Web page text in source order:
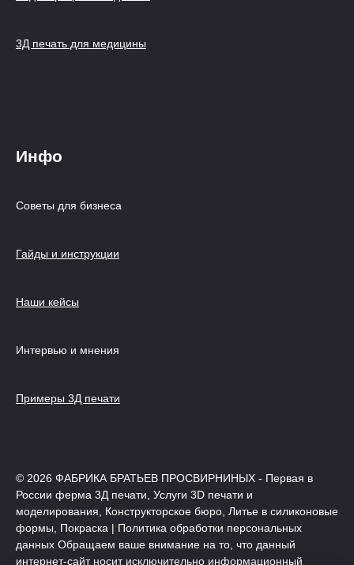
3Д печать для медицины
Инфо
Советы для бизнеса
Гайды и инструкции
Наши кейсы
Интервью и мнения
Примеры 3Д печати
© 2026 ФАБРИКА БРАТЬЕВ ПРОСВИРНИНЫХ - Первая в
России ферма 3Д печати, Услуги 3D печати и
моделирования, Конструкторское бюро, Литье в силиконовые
формы, Покраска | Политика обработки персональных
данных Обращаем ваше внимание на то, что данный
интернет-сайт носит исключительно информационный